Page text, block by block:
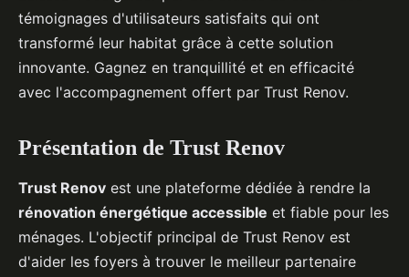
témoignages d'utilisateurs satisfaits qui ont
transformé leur habitat grâce à cette solution
innovante. Gagnez en tranquillité et en efficacité
avec l'accompagnement offert par Trust Renov.
Présentation de Trust Renov
Trust Renov est une plateforme dédiée à rendre la
rénovation énergétique accessible et fiable pour les
ménages. L'objectif principal de Trust Renov est
d'aider les foyers à trouver le meilleur partenaire